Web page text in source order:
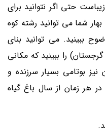
حتی اگر نتوانید برای
شما می توانید رشته کوه
ببینید. می توانید بنای
گرجستان) را ببینید که مکانی
بوتامی بسیار سرزنده و
هر زمان از سال باغ گیاه